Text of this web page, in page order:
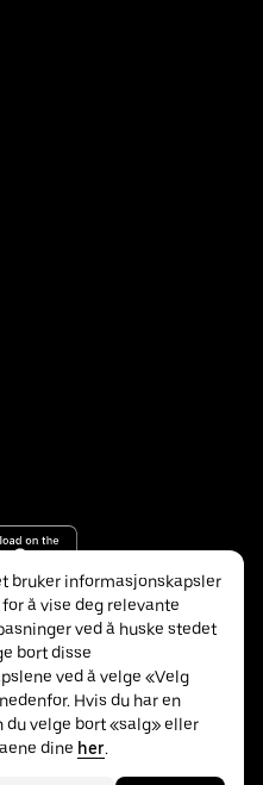
bruker informasjonskapsler
å vise deg relevante
ved å huske stedet
bort disse
ved å velge «Velg
Hvis du har en
du velge bort «salg» eller
dine her.